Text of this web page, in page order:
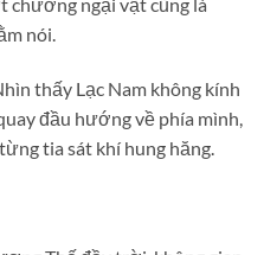
chướng ngại vật cũng là
nói.
thấy Lạc Nam không kính
đầu hướng về phía mình,
tia sát khí hung hăng.